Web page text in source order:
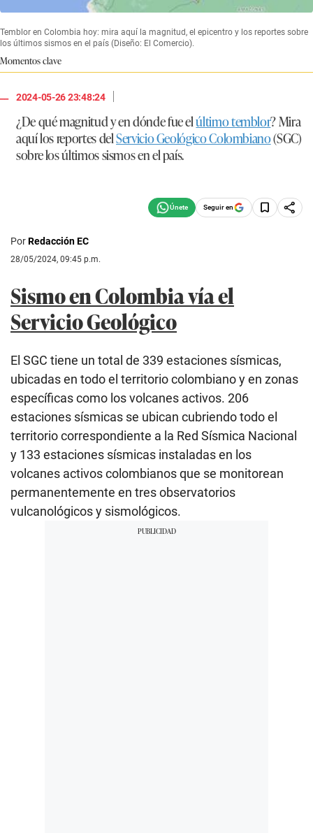
Temblor en Colombia hoy: mira aquí la magnitud, el epicentro y los reportes sobre
los últimos sismos en el país (Diseño: El Comercio).
Momentos clave
2024-05-26 23:48:24
|
¿De qué magnitud y en dónde fue elúltimo temblor? Mira
aquí los reportes delServicio Geológico Colombiano(SGC)
sobre los últimos sismos en el país.
Seguir en
PorRedacción EC
28/05/2024, 09:45 p.m.
Sismo en Colombia vía el
Servicio Geológico
El SGC tiene un total de 339 estaciones sísmicas,
ubicadas en todo el territorio colombiano y en zonas
específicas como los volcanes activos. 206
estaciones sísmicas se ubican cubriendo todo el
territorio correspondiente a la Red Sísmica Nacional
y 133 estaciones sísmicas instaladas en los
volcanes activos colombianos que se monitorean
permanentemente en tres observatorios
vulcanológicos y sismológicos.